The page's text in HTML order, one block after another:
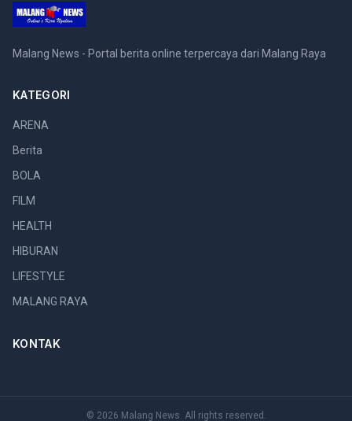
Malang News - Portal berita online terpercaya dari Malang Raya
KATEGORI
ARENA
Berita
BOLA
FILM
HEALTH
HIBURAN
LIFESTYLE
MALANG RAYA
KONTAK
© 2026 Malang News. All rights reserved.